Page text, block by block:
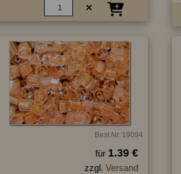
Best.Nr.:19094
für 1.39 €
zzgl. Versand